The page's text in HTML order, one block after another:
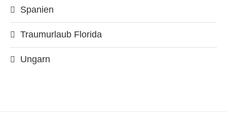
Spanien
Traumurlaub Florida
Ungarn